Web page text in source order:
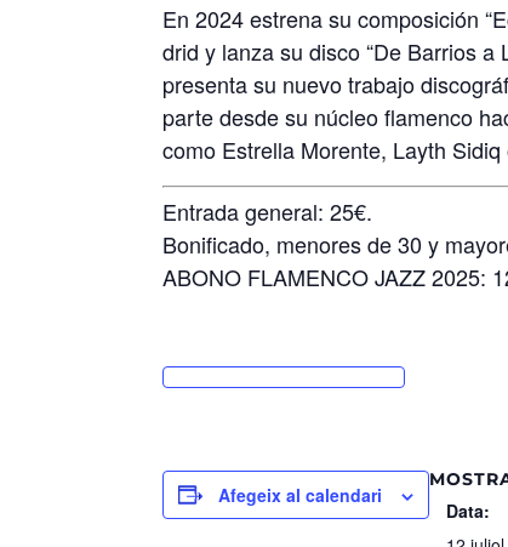
En 2024 estrena su composición
drid y lanza su disco “De Barrios
presenta su nuevo trabajo
parte desde su núcleo flamenco
como Estrella Morente, Layth
Entrada general: 25€.
Bonificado, menores de 30 y
ABONO FLAMENCO JAZZ 2025:
Afegeix al calendari
Data: